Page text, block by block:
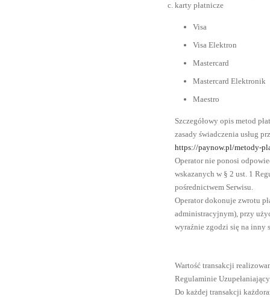
karty płatnicze
Visa
Visa Elektron
Mastercard
Mastercard Elektronik
Maestro
Szczegółowy opis metod
zasady świadczenia usług
https://paynow.pl/metody-
Operator nie ponosi
wskazanych w § 2 ust. 1
pośrednictwem Serwisu.
Operator dokonuje zwrotu
administracyjnym), przy
wyraźnie zgodzi się na inny
Wartość transakcji
Regulaminie
Do każdej transakcji